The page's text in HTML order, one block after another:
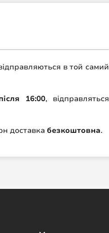
в той самий
16:00, відправляться
доставка безкоштовна.